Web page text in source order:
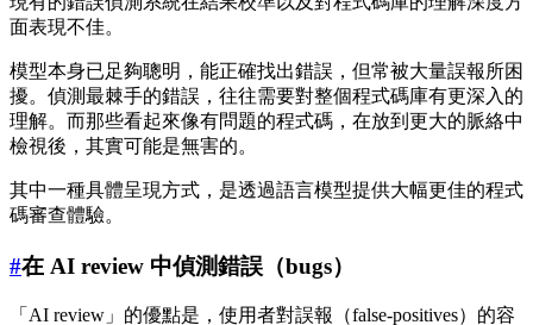
面表現不佳。
模型本身已足夠聰明，能正確找出錯誤，但常被大量誤報所困
擾。偵測最棘手的錯誤，往往需要對整個程式碼庫有更深入的
理解。而那些看起來像有問題的程式碼，在放到更大的脈絡中
檢視後，其實可能是無害的。
其中一種具體呈現方式，是透過語言模型提供大幅更佳的程式
碼審查體驗。
#在 AI review 中偵測錯誤（bugs）
「AI review」的優點是，使用者對誤報（false-positives）的容